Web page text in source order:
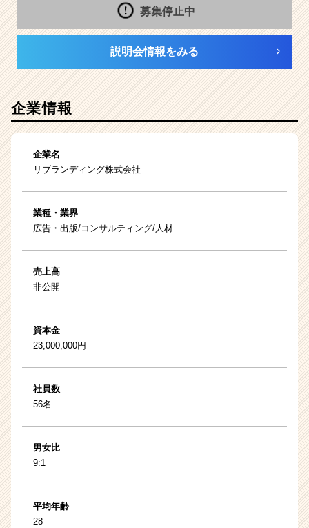
募集停止中
説明会情報をみる
企業情報
企業名
リブランディング株式会社
業種・業界
広告・出版/コンサルティング/人材
売上高
非公開
資本金
23,000,000円
社員数
56名
男女比
9:1
平均年齢
28